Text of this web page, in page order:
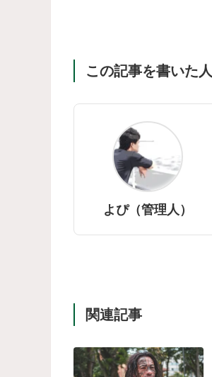
この記事を書いた人
よぴ（管理人）
関連記事